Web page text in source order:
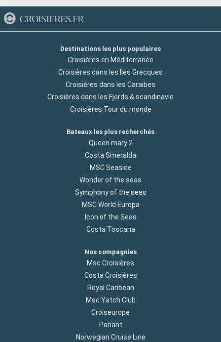
CROISIERES.FR
Destinations les plus populaires
Croisières en Méditerranée
Croisières dans les Iles Grecques
Croisières dans les Caraibes
Croisières dans les Fjords & scandinavie
Croisières Tour du monde
Bateaux les plus recherchés
Queen mary 2
Costa Smeralda
MSC Seaside
Wonder of the seas
Symphony of the seas
MSC World Europa
Icon of the Seas
Costa Toscana
Nos compagnies
Msc Croisières
Costa Croisières
Royal Caribean
Msc Yatch Club
Croiseurope
Ponant
Norwegian Cruise Line